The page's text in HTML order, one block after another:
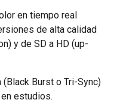
en tiempo real
de alta calidad
y de SD a HD (up-
Burst o Tri-Sync)
estudios.